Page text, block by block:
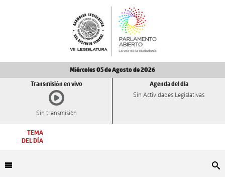
Miércoles 05 de Agosto de 2026
Transmisión en vivo
Sin transmisión
Agenda del día
Sin Actividades Legislativas
TEMA
DEL DÍA